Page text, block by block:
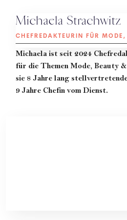
Michaela Strachwitz
CHEFREDAKTEURIN FÜR
Michaela ist seit 2024
für die Themen Mode, Beauty
sie 8 Jahre lang
9 Jahre Chefin vom Dienst.